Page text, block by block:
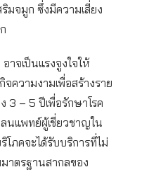
มจมูก ซึ่งมีความเสี่ยง
จเป็นแรงจูงใจให้
ความงามเพื่อสร้างราย
3 – 5 ปีเพื่อรักษาโรค
นแพทย์ผู้เชี่ยวชาญใน
โภคจะได้รับบริการที่ไม่
าตรฐานสากลของ